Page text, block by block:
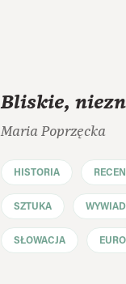
Bliskie,
Maria Poprzęcka
HISTORIA
SZTUKA WYWIAD
SŁOWACJA